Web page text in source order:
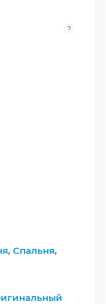
?
, Спальня,